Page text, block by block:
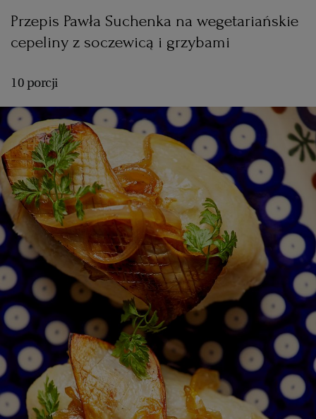
Przepis Pawła Suchenka na wegetariańskie
cepeliny z soczewicą i grzybami
10 porcji